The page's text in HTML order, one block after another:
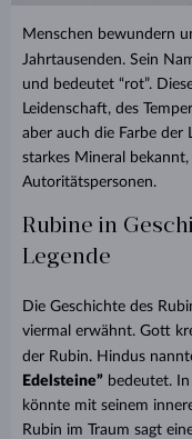
Menschen bewundern
Jahrtausenden. Sein
und bedeutet “rot”.
Leidenschaft, des
aber auch die Farbe der
starkes Mineral
Autoritätspersonen.
Rubine in
Legende
Die Geschichte des
viermal erwähnt. Gott
der Rubin. Hindus
Edelsteine” bedeutet.
könnte mit seinem
Rubin im Traum sagt